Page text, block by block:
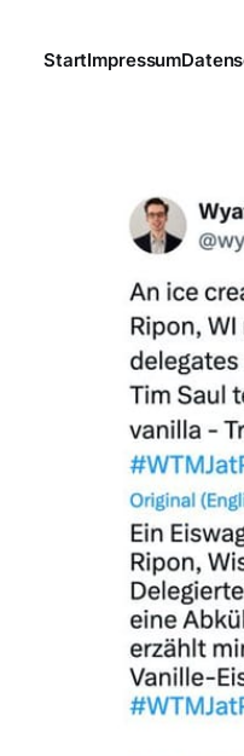
StartImpressum